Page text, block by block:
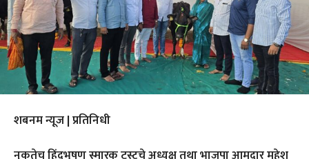
शबनम न्यूज | प्रतिनिधी